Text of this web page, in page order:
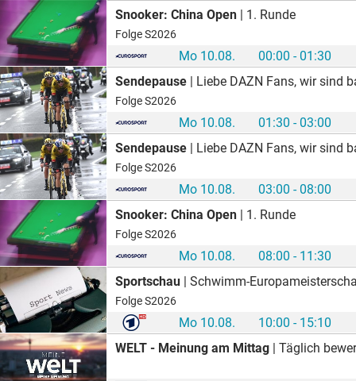
Snooker: China Open | 1. Runde
Folge S2026
Mo 10.08.
00:00 - 01:30
Sendepause | Liebe DAZN Fans, wir sind
Folge S2026
Mo 10.08.
01:30 - 03:00
Sendepause | Liebe DAZN Fans, wir sind
Folge S2026
Mo 10.08.
03:00 - 08:00
Snooker: China Open | 1. Runde
Folge S2026
Mo 10.08.
08:00 - 11:30
Sportschau | Schwimm-
Folge S2026
Mo 10.08.
10:00 - 15:10
WELT - Meinung am Mittag | Täglich